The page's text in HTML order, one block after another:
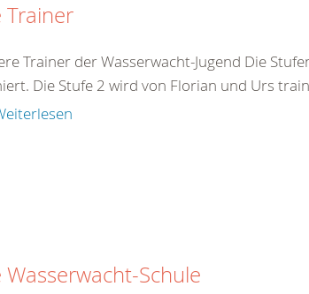
Trainer
Trainer der Wasserwacht-Jugend Die
Die Stufe 2 wird von Florian und Urs
Wasserwacht-Schule